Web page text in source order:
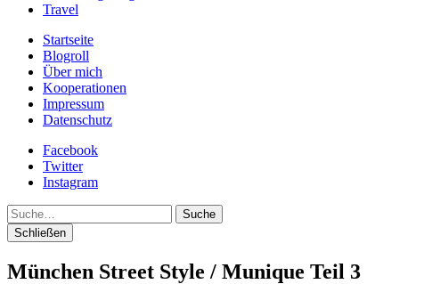
Travel
Startseite
Blogroll
Über mich
Kooperationen
Impressum
Datenschutz
Facebook
Twitter
Instagram
Suche
Schließen
München Street Style / Munique Teil 3